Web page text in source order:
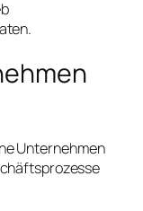
Unternehmen